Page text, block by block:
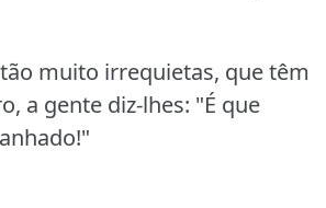
muito irrequietas, que têm
a gente diz-lhes: "É que